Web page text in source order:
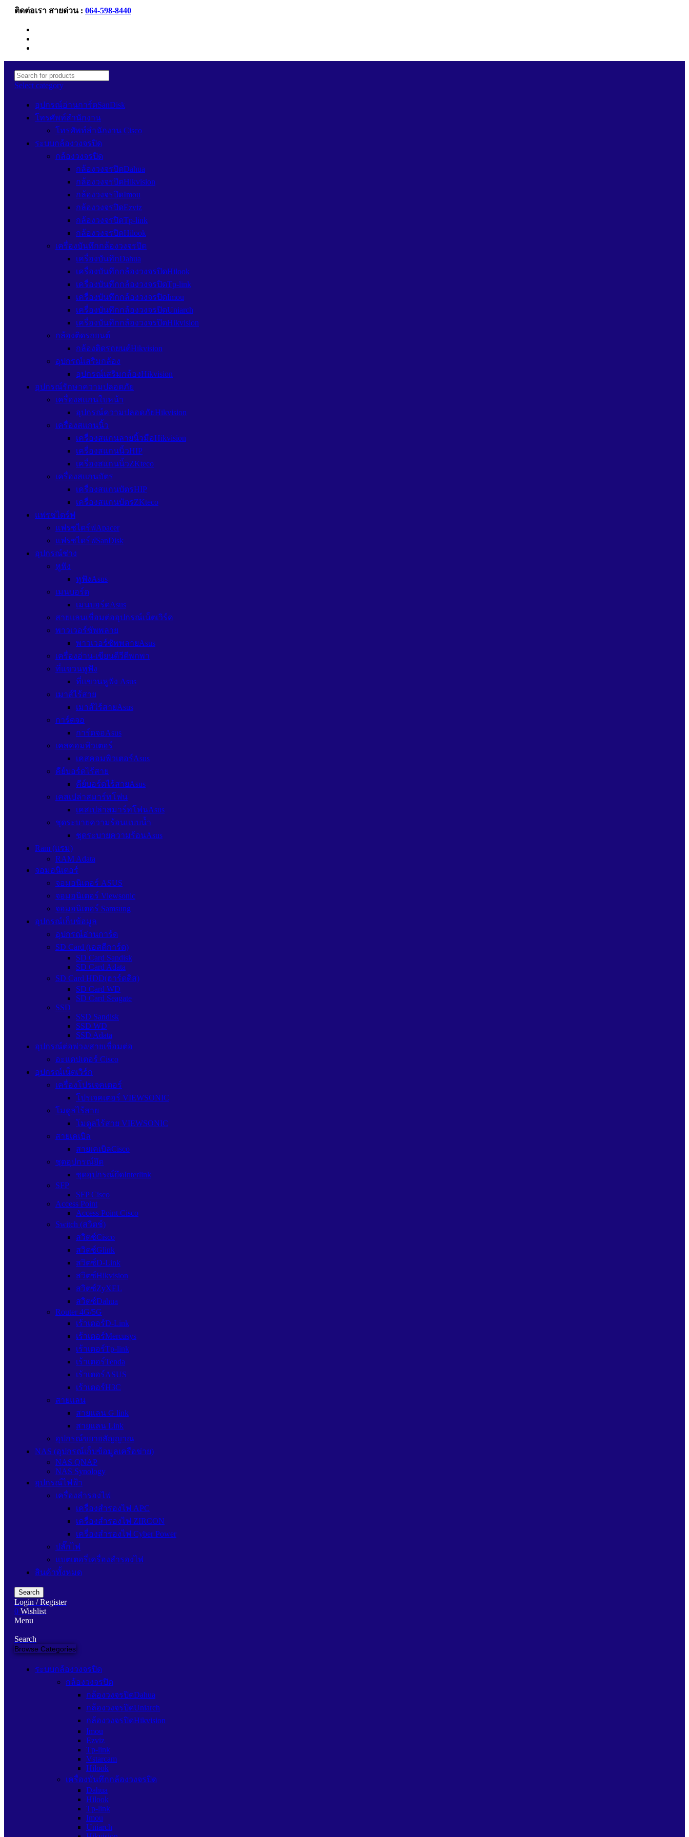
ติดต่อเรา สายด่วน : 064-598-8440
Select category
อุปกรณ์อ่านการ์ดSanDisk
โทรศัพท์สำนักงาน
โทรศัพท์สำนักงาน Cisco
ระบบกล้องวงจรปิด
กล้องวงจรปิด
กล้องวงจรปิดDahua
กล้องวงจรปิดHikvision
กล้องวงจรปิดImou
กล้องวงจรปิดEzviz
กล้องวงจรปิดTp-link
กล้องวงจรปิดHilook
เครื่องบันทึกกล้องวงจรปิด
เครื่องบันทึกDahua
เครื่องบันทึกกล้องวงจรปิดHilook
เครื่องบันทึกกล้องวงจรปิดTp-link
เครื่องบันทึกกล้องวงจรปิดImou
เครื่องบันทึกกล้องวงจรปิดUniarch
เครื่องบันทึกกล้องวงจรปิดHikvision
กล้องติดรถยนต์
กล้องติดรถยนต์Hikvision
อุปกรณ์เสริมกล้อง
อุปกรณ์เสริมกล้องHikvision
อุปกรณ์รักษาความปลอดภัย
เครื่องสแกนใบหน้า
อุปกรณ์ความปลอดภัยHikvision
เครื่องสแกนนิ้ว
เครื่องสแกนลายนิ้วมือHikvision
เครื่องสแกนนิ้วHIP
เครื่องสแกนนิ้วZKteco
เครื่องสแกนบัตร
เครื่องสแกนบัตรHIP
เครื่องสแกนบัตรZKteco
แฟรชไดร์ฟ
แฟรชไดร์ฟApacer
แฟรชไดร์ฟSanDisk
อุปกรณ์ช่าง
หูฟัง
หูฟังAsus
เมนบอร์ด
เมนบอร์ดAsus
สายแลนเชื่อมต่ออุปกรณ์เน็ตเวิร์ค
พาวเวอร์ซัพพลาย
พาวเวอร์ซัพพลายAsus
เครื่องอ่าน-เขียนดีวีดีพกพา
ที่แขวนหูฟัง
ที่แขวนหูฟัง Asus
เมาส์ไร้สาย
เมาส์ไร้สายAsus
การ์ดจอ
การ์ดจอAsus
เคสคอมพิวเตอร์
เคสคอมพิวเตอร์Asus
คีย์บอร์ดไร้สาย
คีย์บอร์ดไร้สายAsus
เคสเปล่าสมาร์ทโฟน
เคสเปล่าสมาร์ทโฟนAsus
ชุดระบายความร้อนแบบน้ำ
ชุดระบายความร้อนAsus
Ram (แรม)
RAM Adata
จอมอนิเตอร์
จอมอนิเตอร์ ASUS
จอมอนิเตอร์ Viewsonic
จอมอนิเตอร์ Samsung
อุปกรณ์เก็บข้อมูล
อุปกรณ์อ่านการ์ด
SD Card (เอสดีการ์ด)
SD Card Sandisk
SD Card Adata
SD Card HDD(ฮาร์ดดิส)
SD Card WD
SD Card Seagate
SSD
SSD Sandisk
SSD WD
SSD Adata
อุปกรณ์ต่อพ่วง/สายเชื่อมต่อ
อะแดปเตอร์ Cisco
อุปกรณ์เน็ตเวิร์ก
เครื่องโปรเจคเตอร์
โปรเจคเตอร์ VIEWSONIC
โมดูลไร้สาย
โมดูลไร้สาย VIEWSONIC
สายเคเบิล
สายเคเบิลCisco
ชุดอุปกรณ์ยึด
ชุดอุปกรณ์ยึดInterlink
SFP
SFP Cisco
Access Point
Access Point Cisco
Switch (สวิตช์)
สวิตช์Cisco
สวิตช์Glink
สวิตซ์D-Link
สวิตซ์Hikvision
สวิตซ์ZyXEL
สวิตซ์Dahua
Router 4G/5G
เร้าเตอร์D-Link
เร้าเตอร์Mercusys
เร้าเตอร์Tp-link
เร้าเตอร์Tenda
เร้าเตอร์ASUS
เร้าเตอร์H3C
สายแลน
สายแลน G link
สายแลน Link
อุปกรณ์ขยายสัญญาณ
NAS (อุปกรณ์เก็บข้อมูลเครือข่าย)
NAS QNAP
NAS Synology
อุปกรณ์ไฟฟ้า
เครื่องสำรองไฟ
เครื่องสำรองไฟ APC
เครื่องสำรองไฟ ZIRCON
เครื่องสำรองไฟ Cyber Power
ปลั๊กไฟ
แบตเตอรี่เครื่องสำรองไฟ
สินค้าทั้งหมด
Search
Login / Register
0 Wishlist
Menu
Search
Browse Categories
ระบบกล้องวงจรปิด
กล้องวงจรปิด
กล้องวงจรปิดDahua
กล้องวงจรปิดUniarch
กล้องวงจรปิดHikvision
Imou
Ezviz
Tp-link
Vstarcam
Hilook
เครื่องบันทึกกล้องวงจรปิด
Dahua
Hilook
Tp-link
Imou
Uniarch